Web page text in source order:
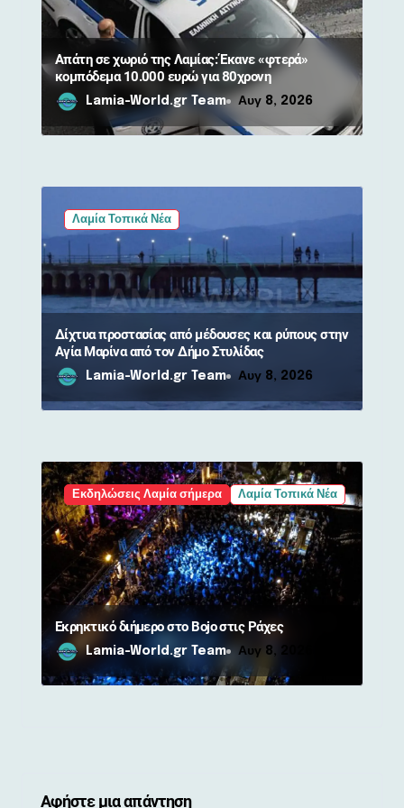
ω
Απάτη σε χωριό της Λαμίας: Έκανε «φτερά»
κομπόδεμα 10.000 ευρώ για 80χρονη
Lamia-World.gr Team Αυγ 8, 2026
Λαμία Τοπικά Νέα
Δίχτυα προστασίας από μέδουσες και ρύπους στην
Αγία Μαρίνα από τον Δήμο Στυλίδας
Lamia-World.gr Team Αυγ 8, 2026
Εκδηλώσεις Λαμία σήμερα Λαμία Τοπικά Νέα
Εκρηκτικό διήμερο στο Bojo στις Ράχες
Lamia-World.gr Team Αυγ 8, 2026
Αφήστε μια απάντηση